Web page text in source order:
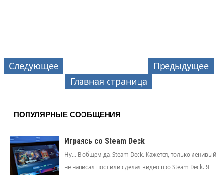
Следующее
Предыдущее
Главная страница
ПОПУЛЯРНЫЕ СООБЩЕНИЯ
Играясь со Steam Deck
Ну... В общем да, Steam Deck. Кажется, только ленивый
не написал пост или сделал видео про Steam Deck. Я